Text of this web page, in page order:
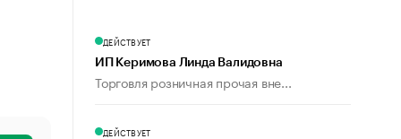
ДЕЙСТВУЕТ
ИП Керимова Линда Валидовна
Торговля розничная прочая вне...
ДЕЙСТВУЕТ